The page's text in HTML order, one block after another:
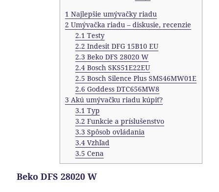
1 Najlepšie umývačky riadu
2 Umývačka riadu – diskusie, recenzie
2.1 Testy
2.2 Indesit DFG 15B10 EU
2.3 Beko DFS 28020 W
2.4Bosch SKS51E22EU
2.5 Bosch Silence Plus SMS46MW01E
2.6 Goddess DTC656MW8
3 Akú umývačku riadu kúpiť?
3.1 Typ
3.2 Funkcie a príslušenstvo
3.3 Spôsob ovládania
3.4Vzhľad
3.5 Cena
Beko DFS 28020 W